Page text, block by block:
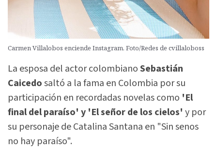
Carmen Villalobos enciende Instagram. Foto/Redes de cvillaloboss
La esposa del actor colombianoSebastián
Caicedosaltó a la fama en Colombia por su
participación en recordadas novelas como 'El
final del paraíso' y 'El señor de los cielos' y por
su personaje de Catalina Santana en "Sin senos
no hay paraíso".